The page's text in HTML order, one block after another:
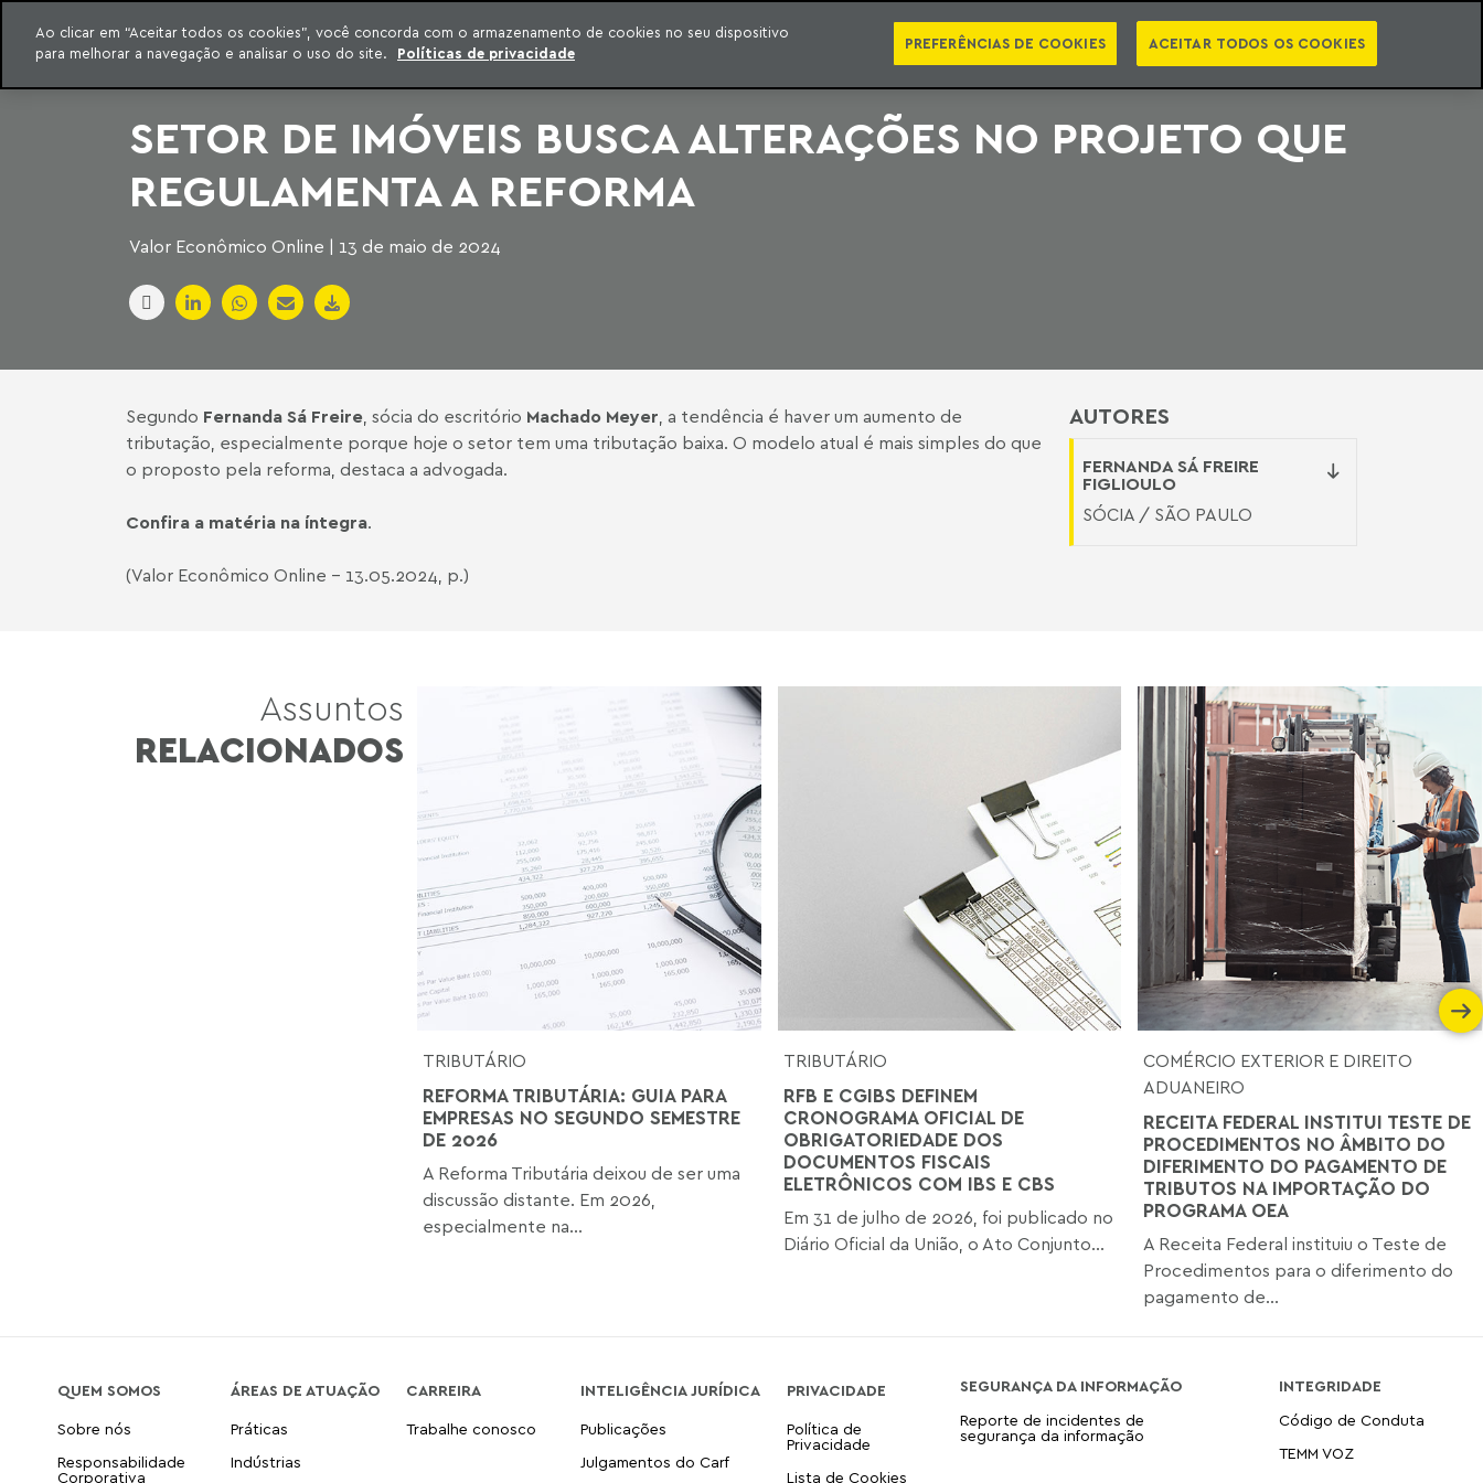
para o conteúdo
Machado Meyer
INTELIGÊNCIA JURÍDICA
CONTEÚDO EXCLUSIVO MACHADO MEYER ADVOGADOS
SÉRIES PUBLICAÇÕES EBOOKS PODCASTS NEWSLETTER VIDEOCASTS PT EN CATEGORIAS
SETOR DE IMÓVEIS BUSCA ALTERAÇÕES NO PROJETO QUE
REGULAMENTA A REFORMA
Valor Econômico Online | 13 de maio de 2024
AUTORES
FERNANDA SÁ FREIRE
FIGLIOULO
SÓCIA / SÃO PAULO
Segundo Fernanda Sá Freire, sócia do escritório Machado Meyer, a tendência é haver um aumento de
tributação, especialmente porque hoje o setor tem uma tributação baixa. O modelo atual é mais simples do que
o proposto pela reforma, destaca a advogada.
Confira a matéria na íntegra.
(Valor Econômico Online - 13.05.2024, p.)
Assuntos
RELACIONADOS
TRIBUTÁRIO
REFORMA TRIBUTÁRIA: GUIA PARA
EMPRESAS NO SEGUNDO SEMESTRE
DE 2026
A Reforma Tributária deixou de ser uma
discussão distante. Em 2026,
especialmente na...
TRIBUTÁRIO
RFB E CGIBS DEFINEM
CRONOGRAMA OFICIAL DE
OBRIGATORIEDADE DOS
DOCUMENTOS FISCAIS
ELETRÔNICOS COM IBS E CBS
Em 31 de julho de 2026, foi publicado no
Diário Oficial da União, o Ato Conjunto...
COMÉRCIO EXTERIOR E DIREITO
ADUANEIRO
RECEITA FEDERAL INSTITUI TESTE DE
PROCEDIMENTOS NO ÂMBITO DO
DIFERIMENTO DO PAGAMENTO DE
TRIBUTOS NA IMPORTAÇÃO DO
PROGRAMA OEA
A Receita Federal instituiu o Teste de
Procedimentos para o diferimento do
pagamento de...
QUEM SOMOS
Sobre nós
Responsabilidade
Corporativa
ÁREAS DE ATUAÇÃO
Práticas
Indústrias
CARREIRA
Trabalhe conosco
INTELIGÊNCIA JURÍDICA
Publicações
Julgamentos do Carf
PRIVACIDADE
Política de
Privacidade
Lista de Cookies
SEGURANÇA DA INFORMAÇÃO
Reporte de incidentes de
segurança da informação
INTEGRIDADE
Código de Conduta
TEMM VOZ
Ao clicar em “Aceitar todos os cookies”, você concorda com o armazenamento de cookies no seu dispositivo
para melhorar a navegação e analisar o uso do site.
Políticas de privacidade
PREFERÊNCIAS DE COOKIES ACEITAR TODOS OS COOKIES